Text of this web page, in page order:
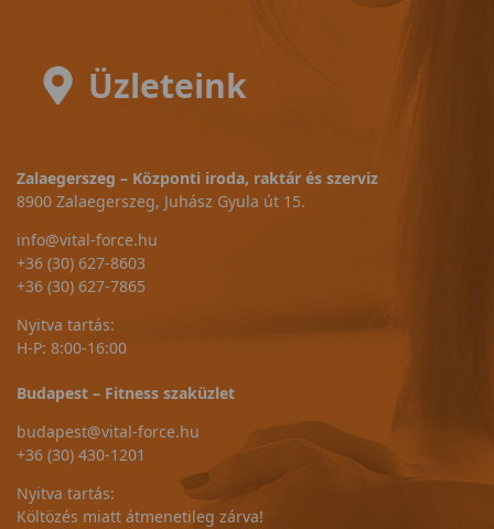
Üzleteink
Zalaegerszeg – Központi iroda, raktár és szerviz
8900 Zalaegerszeg, Juhász Gyula út 15.
info@vital-force.hu
+36 (30) 627-8603
+36 (30) 627-7865
Nyitva tartás:
H-P: 8:00-16:00
Budapest – Fitness szaküzlet
budapest@vital-force.hu
+36 (30) 430-1201
Nyitva tartás:
Költözés miatt átmenetileg zárva!